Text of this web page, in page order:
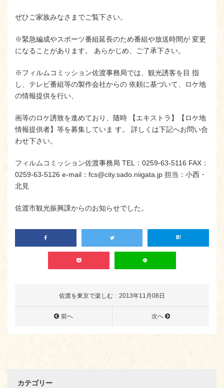
ぜひご家族みなさまでご覧下さい。
※緊急編成やスポーツ番組延長のため番組や放送時間が 変更
になることがあります。 あらかじめ、ご了承下さい。
※フィルムコミッション佐渡事務局では、観光誘客を目 指
し、テレビ番組等の製作会社からの 依頼に基づいて、ロケ地
の情報提供を行い、
画等のロケ誘致を進めており、随時 【エキストラ】【ロケ地
情報提供者】等を募集していま す。 詳しくは下記へお問い合
わせ下さい。
フィルムコミッション佐渡事務局 TEL：0259-63-5116 FAX：
0259-63-5126 e-mail：fcs@city.sado.niigata.jp 担当：小西・
北見
佐渡市観光振興課からのお知らせでした。
佐渡を東京で楽しむ 2013年11月08日
前へ 次へ
カテゴリー